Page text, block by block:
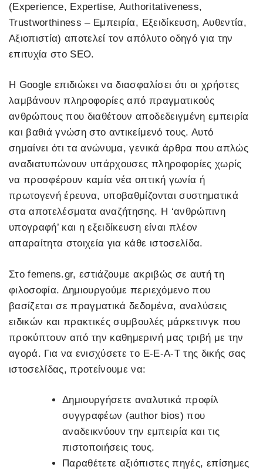
(Experience, Expertise, Authoritativeness,
Trustworthiness – Εμπειρία, Εξειδίκευση, Αυθεντία,
Αξιοπιστία) αποτελεί τον απόλυτο οδηγό για την
επιτυχία στο SEO.
Η Google επιδιώκει να διασφαλίσει ότι οι χρήστες
λαμβάνουν πληροφορίες από πραγματικούς
ανθρώπους που διαθέτουν αποδεδειγμένη εμπειρία
και βαθιά γνώση στο αντικείμενό τους. Αυτό
σημαίνει ότι τα ανώνυμα, γενικά άρθρα που απλώς
αναδιατυπώνουν υπάρχουσες πληροφορίες χωρίς
να προσφέρουν καμία νέα οπτική γωνία ή
πρωτογενή έρευνα, υποβαθμίζονται συστηματικά
στα αποτελέσματα αναζήτησης. Η ‘ανθρώπινη
υπογραφή’ και η εξειδίκευση είναι πλέον
απαραίτητα στοιχεία για κάθε ιστοσελίδα.
Στο femens.gr, εστιάζουμε ακριβώς σε αυτή τη
φιλοσοφία. Δημιουργούμε περιεχόμενο που
βασίζεται σε πραγματικά δεδομένα, αναλύσεις
ειδικών και πρακτικές συμβουλές μάρκετινγκ που
προκύπτουν από την καθημερινή μας τριβή με την
αγορά. Για να ενισχύσετε το E-E-A-T της δικής σας
ιστοσελίδας, προτείνουμε να:
Δημιουργήσετε αναλυτικά προφίλ
συγγραφέων (author bios) που
αναδεικνύουν την εμπειρία και τις
πιστοποιήσεις τους.
Παραθέτετε αξιόπιστες πηγές, επίσημες